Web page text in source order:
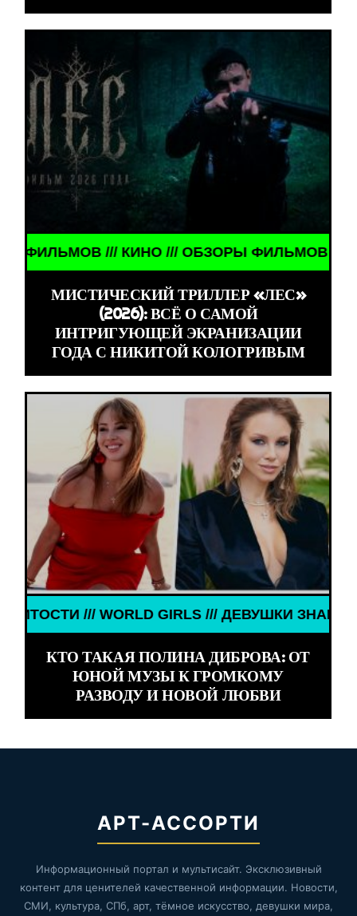
ФИЛЬМОВ /// КИНО /// ОБЗОРЫ
МИСТИЧЕСКИЙ ТРИЛЛЕР «ЛЕС»
(2026): ВСЁ О САМОЙ
ИНТРИГУЮЩЕЙ ЭКРАНИЗАЦИИ
ГОДА С НИКИТОЙ КОЛОГРИВЫМ
ЗНАМЕНИТОСТИ /// WORLD GIRLS ///
КТО ТАКАЯ ПОЛИНА ДИБРОВА: ОТ
ЮНОЙ МУЗЫ К ГРОМКОМУ
РАЗВОДУ И НОВОЙ ЛЮБВИ
АРТ-АССОРТИ
Информационный портал и мультисайт. Эксклюзивный
контент для ценителей качественной информации. Новости,
СМИ, культура, СПб, арт, тёмное искусство, девушки мира,